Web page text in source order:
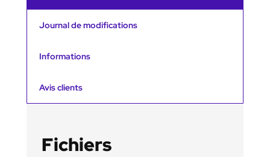
é
u
Journal de modifications
Informations
Avis clients
Fichiers